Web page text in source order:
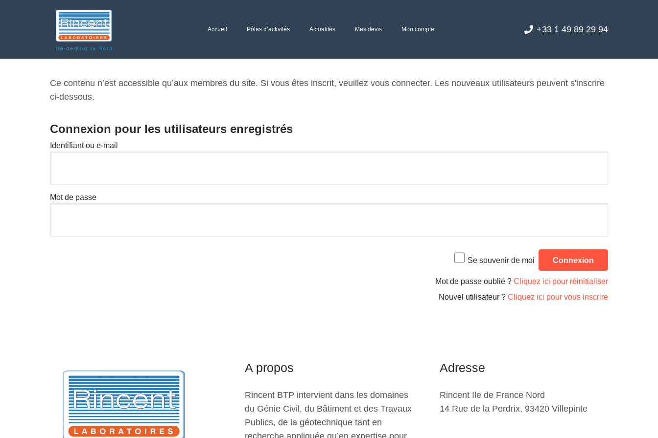
Accueil Pôles d’activités Actualités Mes devis Mon compte +33 1 49 89 29 94
Ce contenu n’est accessible qu’aux membres du site. Si vous êtes inscrit, veuillez vous connecter. Les nouveaux utilisateurs peuvent s'inscrire
ci-dessous.
Connexion pour les utilisateurs enregistrés
Identifiant ou e-mail
Mot de passe
Se souvenir de moi
Mot de passe oublié ? Cliquez ici pour réinitialiser
Nouvel utilisateur ? Cliquez ici pour vous inscrire
A propos
Rincent BTP intervient dans les domaines
du Génie Civil, du Bâtiment et des Travaux
Publics, de la géotechnique tant en
recherche appliquée qu’en expertise pour
Adresse
Rincent Ile de France Nord
14 Rue de la Perdrix, 93420 Villepinte